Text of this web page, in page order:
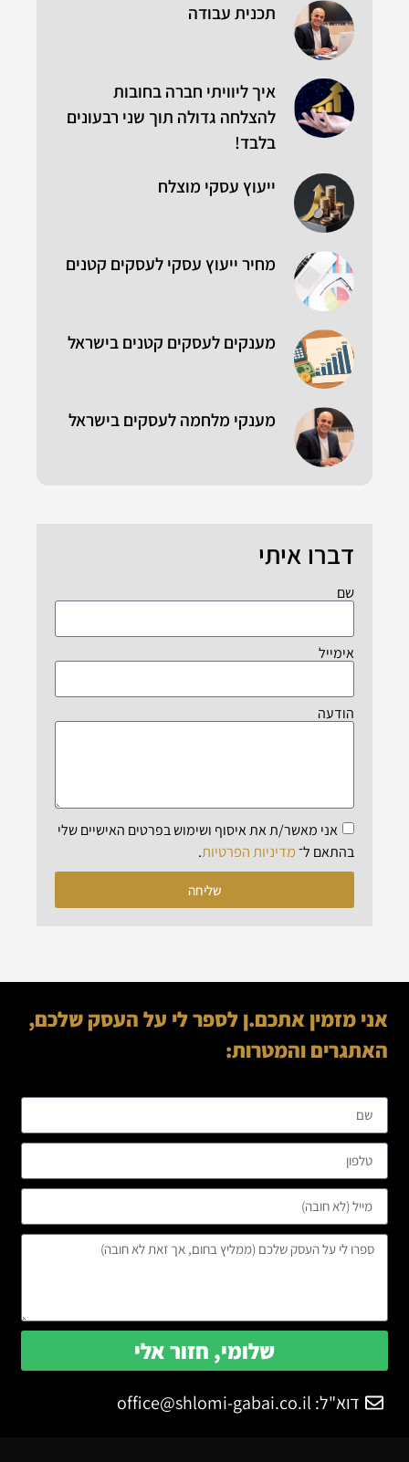
תכנית עבודה
איך ליוויתי חברה בחובות
להצלחה גדולה תוך שני רבעונים
בלבד!
ייעוץ עסקי מוצלח
מחיר ייעוץ עסקי לעסקים קטנים
מענקים לעסקים קטנים בישראל
מענקי מלחמה לעסקים בישראל
דברו איתי
שם
אימייל
הודעה
אני מאשר/ת את איסוף ושימוש בפרטים האישיים שלי
בהתאם ל־מדיניות הפרטיות.
שליחה
אני מזמין אתכם.ן לספר לי על העסק שלכם,
האתגרים והמטרות:
שלומי, חזור אלי
דוא"ל: office@shlomi-gabai.co.il